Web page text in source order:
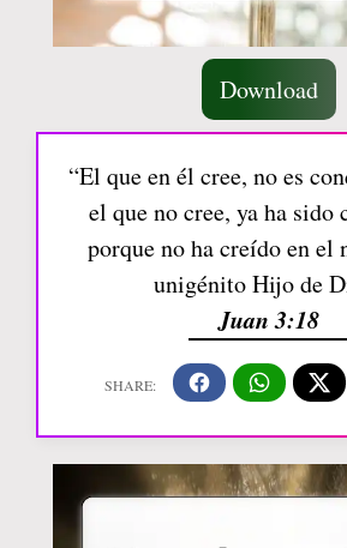
Download
“El que en él cree, no es
el que no cree, ya ha sido
porque no ha creído en el
unigénito Hijo de
Juan 3:18